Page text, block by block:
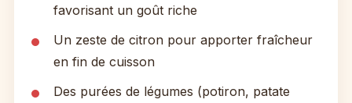
favorisant un goût riche
Un zeste de citron pour apporter fraîcheur
en fin de cuisson
Des purées de légumes (potiron, patate